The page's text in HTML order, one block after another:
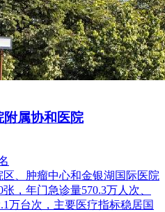
属协和医院
区、肿瘤中心和金银湖国际医院
，年门急诊量570.3万人次、
万台次，主要医疗指标稳居国